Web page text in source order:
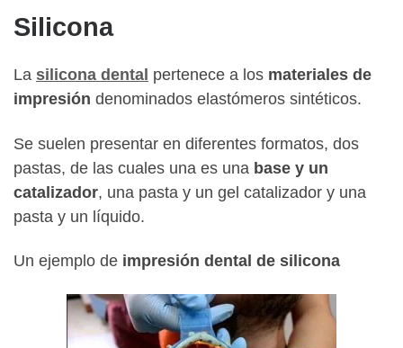
Silicona
La silicona dental pertenece a los materiales de
impresión denominados elastómeros sintéticos.
Se suelen presentar en diferentes formatos, dos
pastas, de las cuales una es una base y un
catalizador, una pasta y un gel catalizador y una
pasta y un líquido.
Un ejemplo de impresión dental de silicona